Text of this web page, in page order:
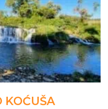
KOĆUŠA